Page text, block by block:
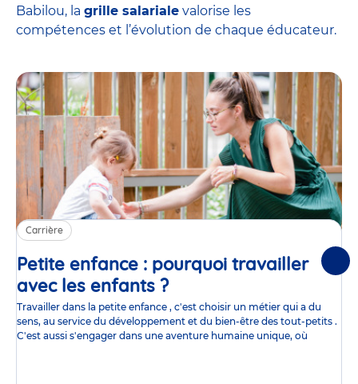
Babilou, la grille salariale valorise les
compétences et l’évolution de chaque éducateur.
Carrière
Petite enfance : pourquoi travailler
avec les enfants ?Article
Travailler dans la petite enfance , c'est choisir un métier qui a du
sens, au service du développement et du bien-être des tout-petits .
C'est aussi s'engager dans une aventure humaine unique, où